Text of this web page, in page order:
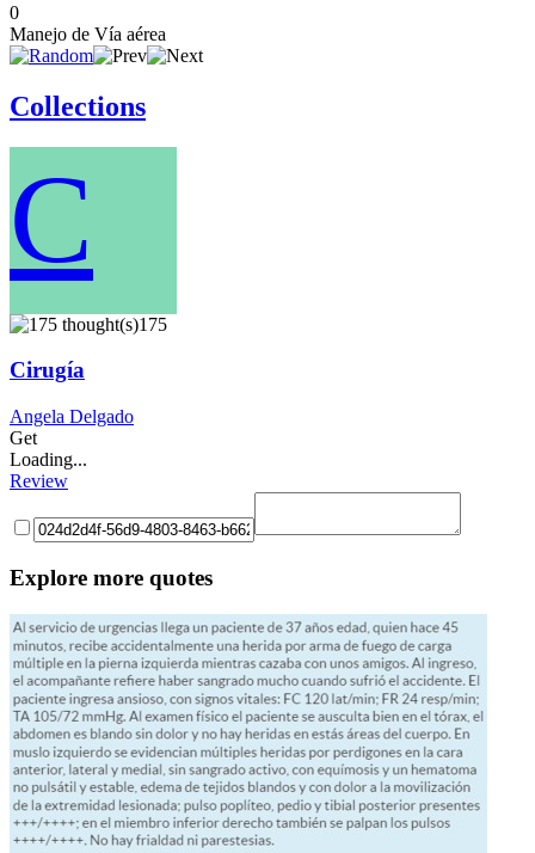
0
Manejo de Vía aérea
Collections
C
175
Cirugía
Angela Delgado
Get
Loading...
Review
Explore more quotes